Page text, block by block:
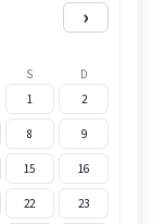
›
S
D
1
2
8 9
15 16
22 23